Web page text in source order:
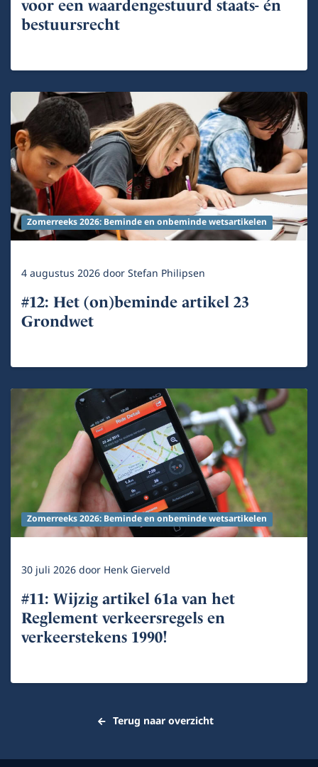
voor een waardengestuurd staats- én
bestuursrecht
Zomerreeks 2026: Beminde en onbeminde wetsartikelen
4 augustus 2026doorStefan Philipsen
#12: Het (on)beminde artikel 23
Grondwet
Zomerreeks 2026: Beminde en onbeminde wetsartikelen
30 juli 2026door Henk Gierveld
#11: Wijzig artikel 61a van het
Reglement verkeersregels en
verkeerstekens 1990!
Terug naar overzicht